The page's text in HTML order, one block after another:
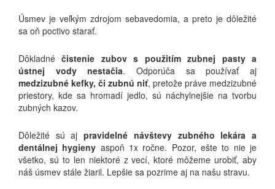
Úsmev je veľkým zdrojom sebavedomia, a preto je dôležité
sa oň poctivo starať.
Dôkladnéčistenie zubov s použitím zubnej pasty a
ústnej vody nestačia. Odporúča sa používať aj
medzizubné kefky, či zubnú niť, pretože práve medzizubné
priestory, kde sa hromadí jedlo, sú náchylnejšie na tvorbu
zubných kazov.
Dôležité sú ajpravidelné návštevy zubného lekára a
dentálnej hygieny aspoň 1x ročne. Pozor, ešte to nie je
všetko, sú to len niektoré z vecí, ktoré môžeme urobiť, aby
náš úsmev stále žiaril. Lepšie sa pozrime aj na našu stravu.